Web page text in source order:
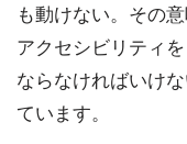
も動けない。その
アクセシビリティ
ならなければいけ
ています。